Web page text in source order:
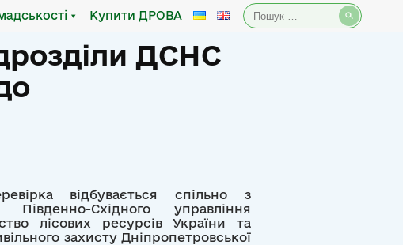
Купити ДРОВА Пошук:
ДСНС
відбувається спільно з
Південно-Східного управління
лісових ресурсів України та
захисту Дніпропетровської